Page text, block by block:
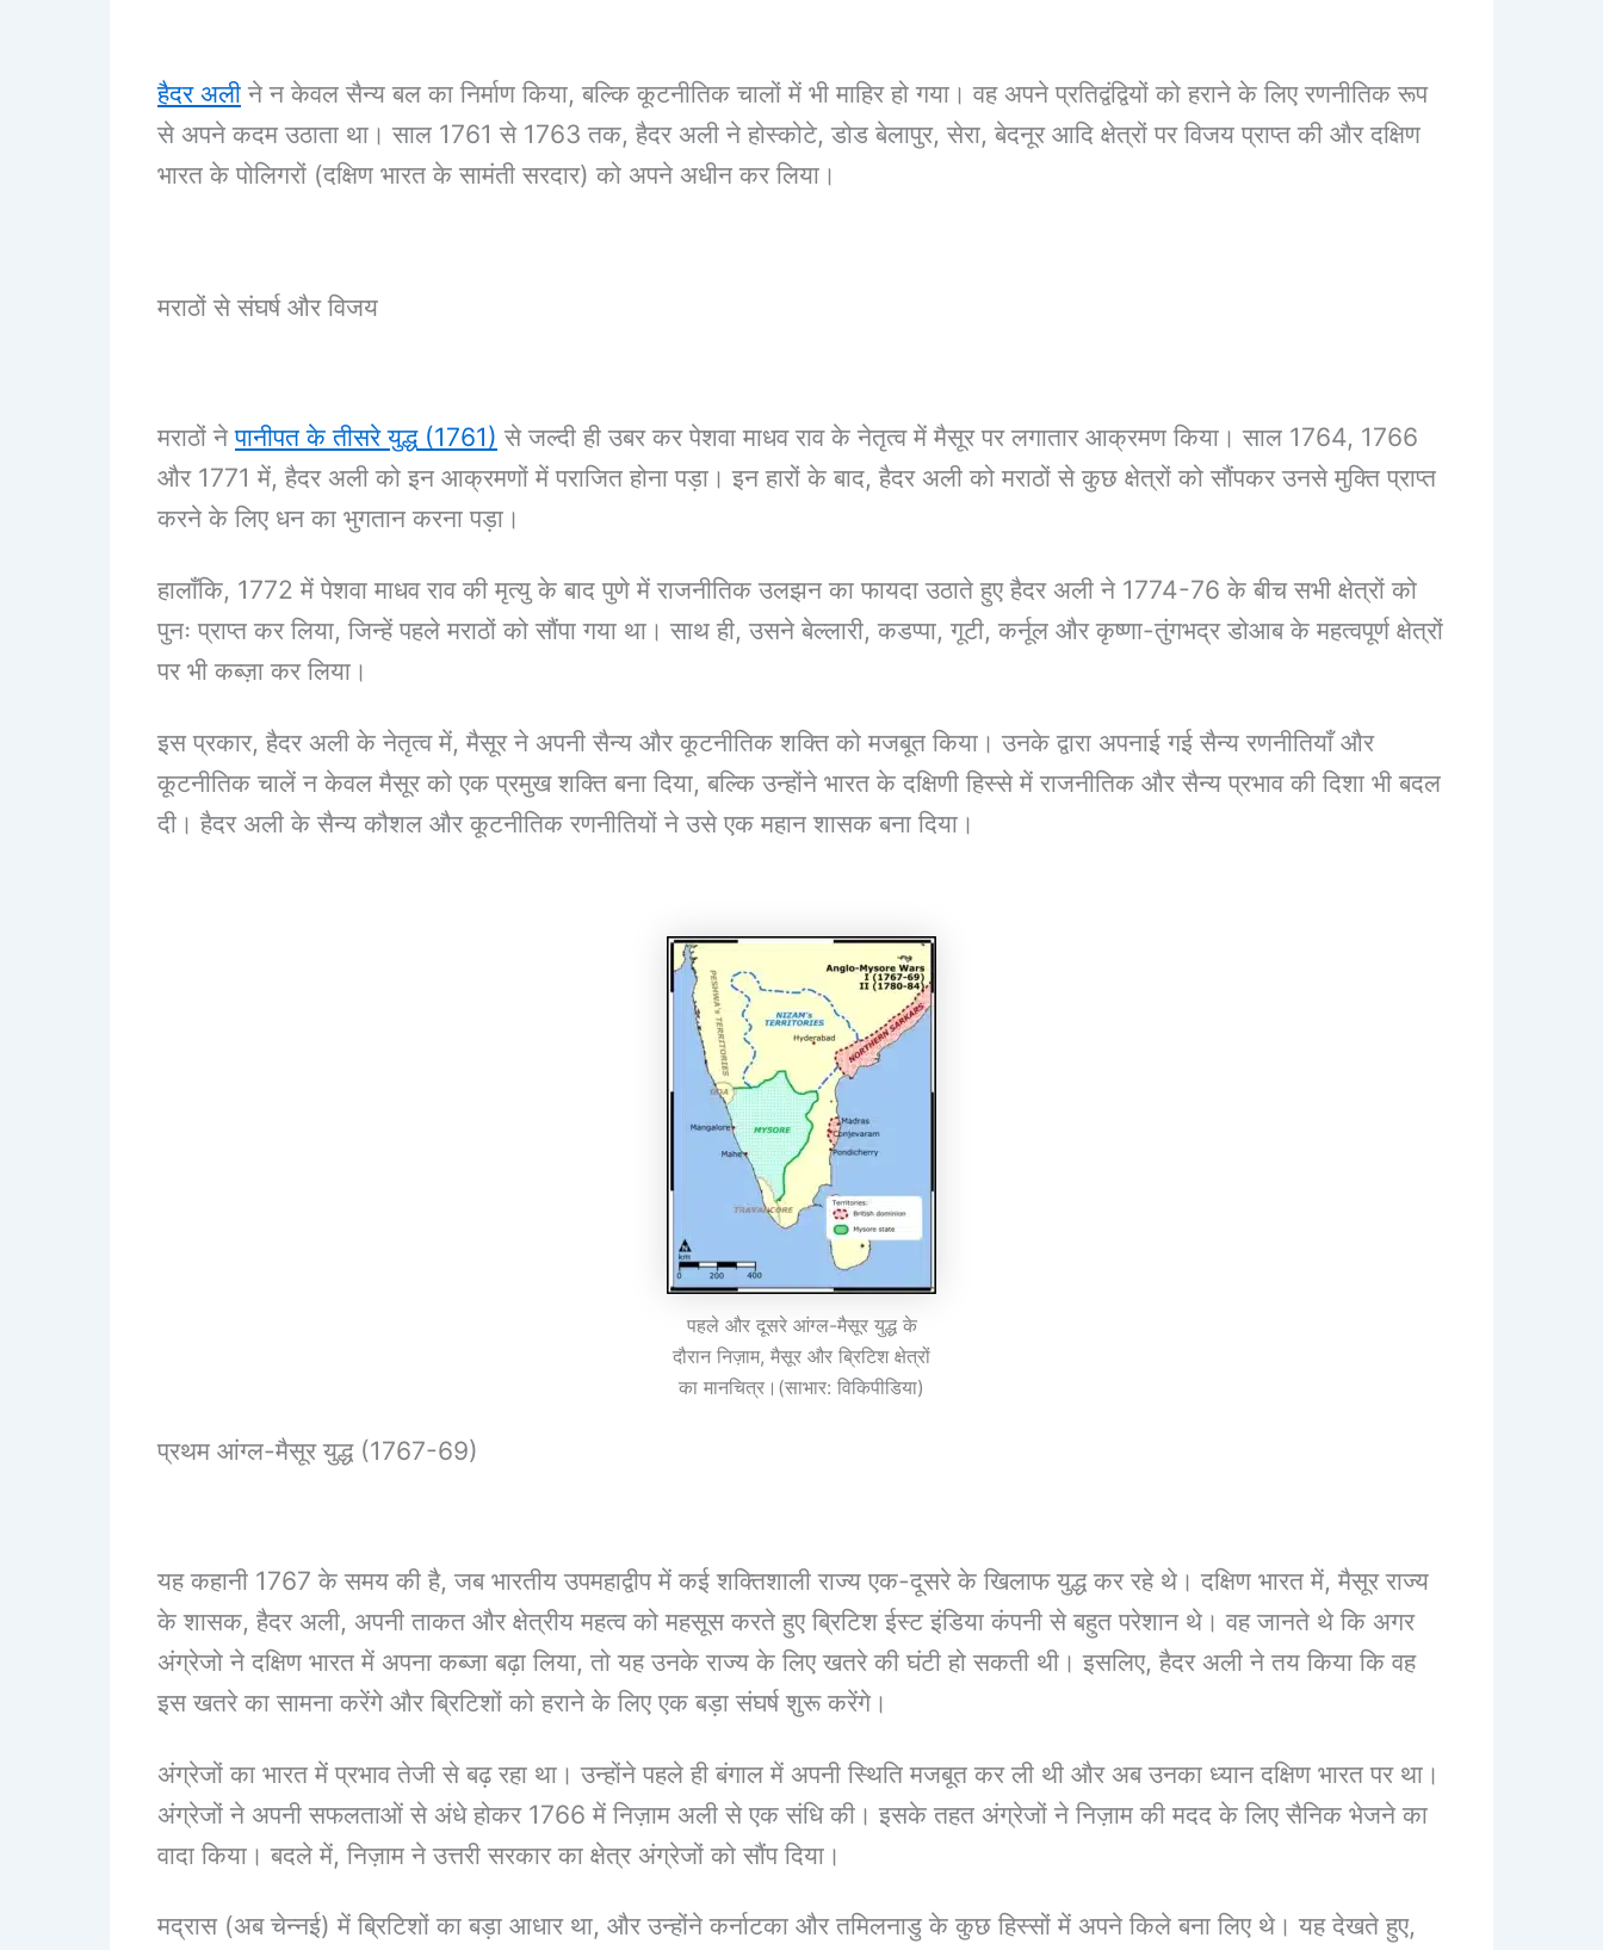
हैदर अली ने न केवल सैन्य बल का निर्माण किया, बल्कि कूटनीतिक चालों में भी माहिर हो गया। वह अपने प्रतिद्वंद्वियों को हराने के लिए रणनीतिक रूप
से अपने कदम उठाता था। साल 1761 से 1763 तक, हैदर अली ने होस्कोटे, डोड बेलापुर, सेरा, बेदनूर आदि क्षेत्रों पर विजय प्राप्त की और दक्षिण
भारत के पोलिगरों (दक्षिण भारत के सामंती सरदार) को अपने अधीन कर लिया।
मराठों से संघर्ष और विजय
मराठों नेपानीपत के तीसरे युद्ध (1761) से जल्दी ही उबर कर पेशवा माधव राव के नेतृत्व में मैसूर पर लगातार आक्रमण किया। साल 1764, 1766
और 1771 में, हैदर अली को इन आक्रमणों में पराजित होना पड़ा। इन हारों के बाद, हैदर अली को मराठों से कुछ क्षेत्रों को सौंपकर उनसे मुक्ति प्राप्त
करने के लिए धन का भुगतान करना पड़ा।
हालाँकि, 1772 में पेशवा माधव राव की मृत्यु के बाद पुणे में राजनीतिक उलझन का फायदा उठाते हुए हैदर अली ने 1774-76 के बीच सभी क्षेत्रों को
पुनः प्राप्त कर लिया, जिन्हें पहले मराठों को सौंपा गया था। साथ ही, उसने बेल्लारी, कडप्पा, गूटी, कर्नूल और कृष्णा-तुंगभद्र डोआब के महत्वपूर्ण क्षेत्रों
पर भी कब्ज़ा कर लिया।
इस प्रकार, हैदर अली के नेतृत्व में, मैसूर ने अपनी सैन्य और कूटनीतिक शक्ति को मजबूत किया। उनके द्वारा अपनाई गई सैन्य रणनीतियाँ और
कूटनीतिक चालें न केवल मैसूर को एक प्रमुख शक्ति बना दिया, बल्कि उन्होंने भारत के दक्षिणी हिस्से में राजनीतिक और सैन्य प्रभाव की दिशा भी बदल
दी। हैदर अली के सैन्य कौशल और कूटनीतिक रणनीतियों ने उसे एक महान शासक बना दिया।
पहले और दूसरे आंग्ल-मैसूर युद्ध के
दौरान निज़ाम, मैसूर और ब्रिटिश क्षेत्रों
का मानचित्र।(साभार: विकिपीडिया)
प्रथम आंग्ल-मैसूर युद्ध (1767-69)
यह कहानी 1767 के समय की है, जब भारतीय उपमहाद्वीप में कई शक्तिशाली राज्य एक-दूसरे के खिलाफ युद्ध कर रहे थे। दक्षिण भारत में, मैसूर राज्य
के शासक, हैदर अली, अपनी ताकत और क्षेत्रीय महत्व को महसूस करते हुए ब्रिटिश ईस्ट इंडिया कंपनी से बहुत परेशान थे। वह जानते थे कि अगर
अंग्रेजो ने दक्षिण भारत में अपना कब्जा बढ़ा लिया, तो यह उनके राज्य के लिए खतरे की घंटी हो सकती थी। इसलिए, हैदर अली ने तय किया कि वह
इस खतरे का सामना करेंगे और ब्रिटिशों को हराने के लिए एक बड़ा संघर्ष शुरू करेंगे।
अंग्रेजों का भारत में प्रभाव तेजी से बढ़ रहा था। उन्होंने पहले ही बंगाल में अपनी स्थिति मजबूत कर ली थी और अब उनका ध्यान दक्षिण भारत पर था।
अंग्रेजों ने अपनी सफलताओं से अंधे होकर 1766 में निज़ाम अली से एक संधि की। इसके तहत अंग्रेजों ने निज़ाम की मदद के लिए सैनिक भेजने का
वादा किया। बदले में, निज़ाम ने उत्तरी सरकार का क्षेत्र अंग्रेजों को सौंप दिया।
मद्रास (अब चेन्नई) में ब्रिटिशों का बड़ा आधार था, और उन्होंने कर्नाटका और तमिलनाडु के कुछ हिस्सों में अपने किले बना लिए थे। यह देखते हुए,